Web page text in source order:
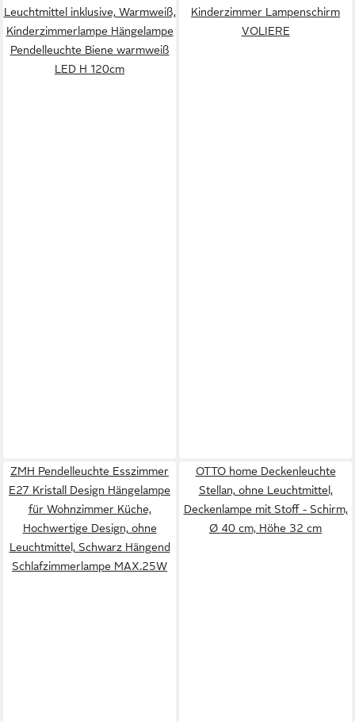
Leuchtmittel inklusive, Warmweiß,
Kinderzimmerlampe Hängelampe
Pendelleuchte Biene warmweiß
LED H 120cm
Kinderzimmer Lampenschirm
VOLIERE
ZMH Pendelleuchte Esszimmer
E27 Kristall Design Hängelampe
für Wohnzimmer Küche,
Hochwertige Design, ohne
Leuchtmittel, Schwarz Hängend
Schlafzimmerlampe MAX.25W
OTTO home Deckenleuchte
Stellan, ohne Leuchtmittel,
Deckenlampe mit Stoff - Schirm,
Ø 40 cm, Höhe 32 cm